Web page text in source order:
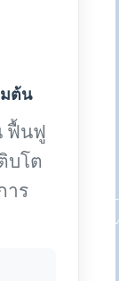
มต้น
ฟื้นฟู
บโต
าร